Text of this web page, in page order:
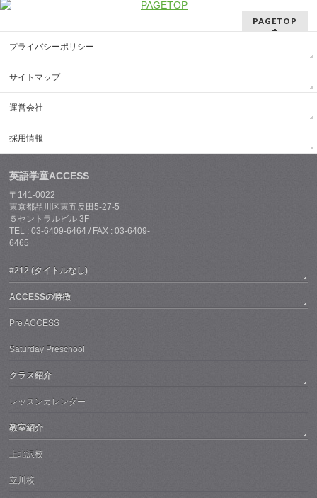
PAGETOP
プライバシーポリシー
サイトマップ
運営会社
採用情報
英語学童ACCESS
〒141-0022
東京都品川区東五反田5-27-5
５セントラルビル 3F
TEL : 03-6409-6464 / FAX : 03-6409-
6465
#212 (タイトルなし)
ACCESSの特徴
Pre ACCESS
Saturday Preschool
クラス紹介
レッスンカレンダー
教室紹介
上北沢校
立川校